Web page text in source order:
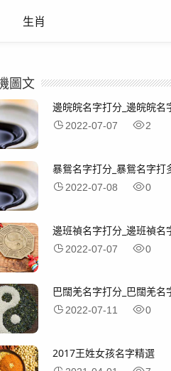
生肖
圖文
邊皖皖名字打分_邊皖皖名
2022-07-07 2
暴鴛名字打分_暴鴛名字打
2022-07-08 0
邊班禎名字打分_邊班禎名
2022-07-07 0
巴闊羌名字打分_巴闊羌名
2022-07-11 0
2017王姓女孩名字精選